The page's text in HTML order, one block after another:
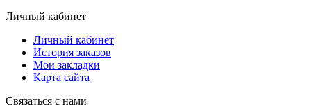
Личный кабинет
Личный кабинет
История заказов
Мои закладки
Карта сайта
Связаться с нами